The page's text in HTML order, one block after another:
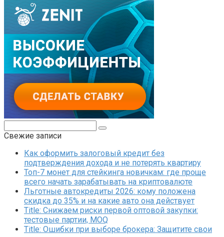
Свежие записи
Как оформить залоговый кредит без
подтверждения дохода и не потерять квартиру
Топ-7 монет для стейкинга новичкам: где проще
всего начать зарабатывать на криптовалюте
Льготные автокредиты 2026: кому положена
скидка до 35% и на какие авто она действует
Title: Снижаем риски первой оптовой закупки:
тестовые партии, MOQ
Title: Ошибки при выборе брокера: Защитите свои